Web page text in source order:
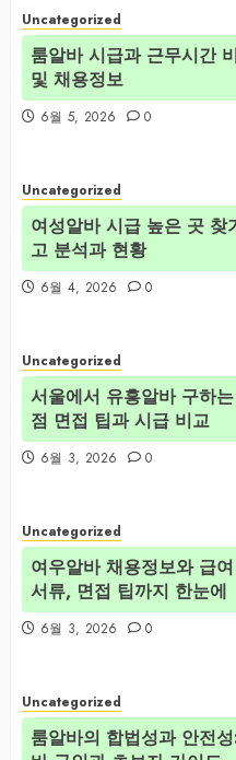
Uncategorized
룸알바 시급과 근무시간
및 채용정보
6월 5, 2026 0
Uncategorized
여성알바 시급 높은 곳
고 분석과 현황
6월 4, 2026 0
Uncategorized
서울에서 유흥알바 구하
점 면접 팁과 시급 비교
6월 3, 2026 0
Uncategorized
여우알바 채용정보와 급
서류, 면접 팁까지 한눈에
6월 3, 2026 0
Uncategorized
룸알바의 합법성과 안전